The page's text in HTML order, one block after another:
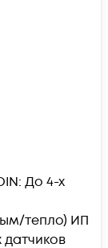
До 4-х
тепло) ИП
датчиков